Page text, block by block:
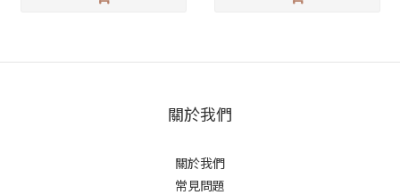
關於我們
關於我們
常見問題